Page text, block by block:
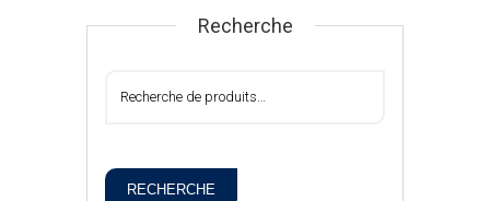
Recherche
RECHERCHE